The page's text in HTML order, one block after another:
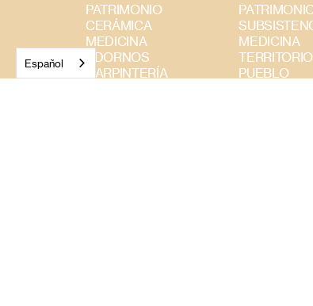
PATRIMONIO
CERÁMICA
MEDICINA
ADORNOS
CARPINTERÍA
MEDICINA
TERRITORIO
PUEBLO
Español